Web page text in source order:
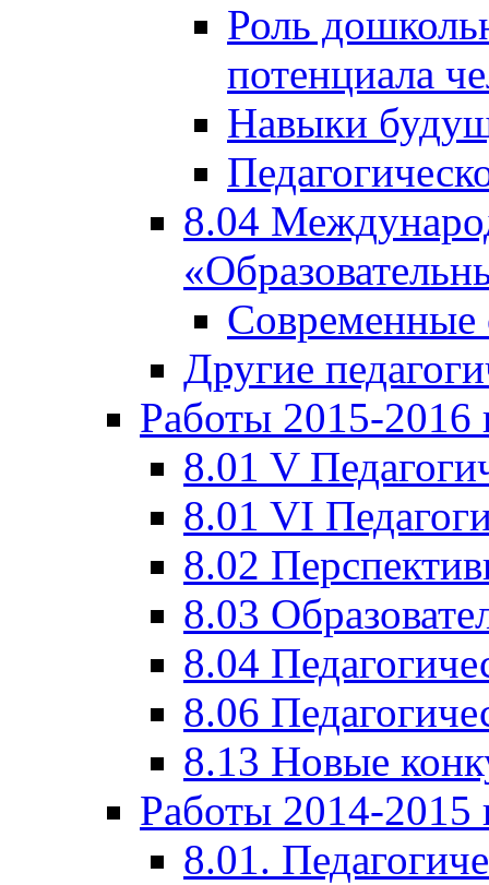
Роль
потенциала
Навыки
8.04
Современные
Другие
Работы 2015-2016
8.01 V
8.01 VI
8.02
8.03
8.04
8.06
8.13 Новые
Работы 2014-2015
8.01.